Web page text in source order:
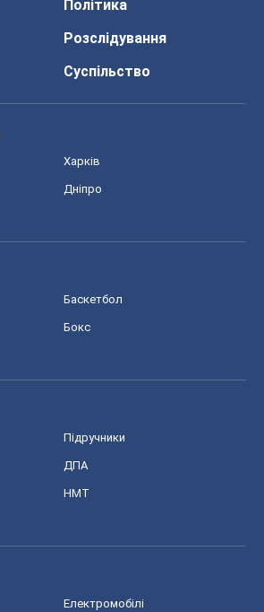
Політика
Розслідування
Суспільство
Харків
Дніпро
Баскетбол
Бокс
Підручники
ДПА
НМТ
Електромобілі